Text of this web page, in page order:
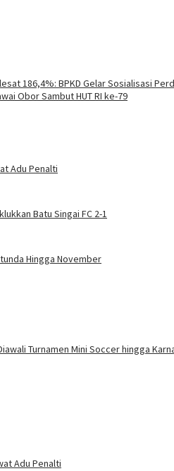
186,4%: BPKD Gelar Sosialisasi
Obor Sambut HUT RI ke-79
Adu Penalti
Batu Singai FC 2-1
Hingga November
Turnamen Mini Soccer hingga
Adu Penalti